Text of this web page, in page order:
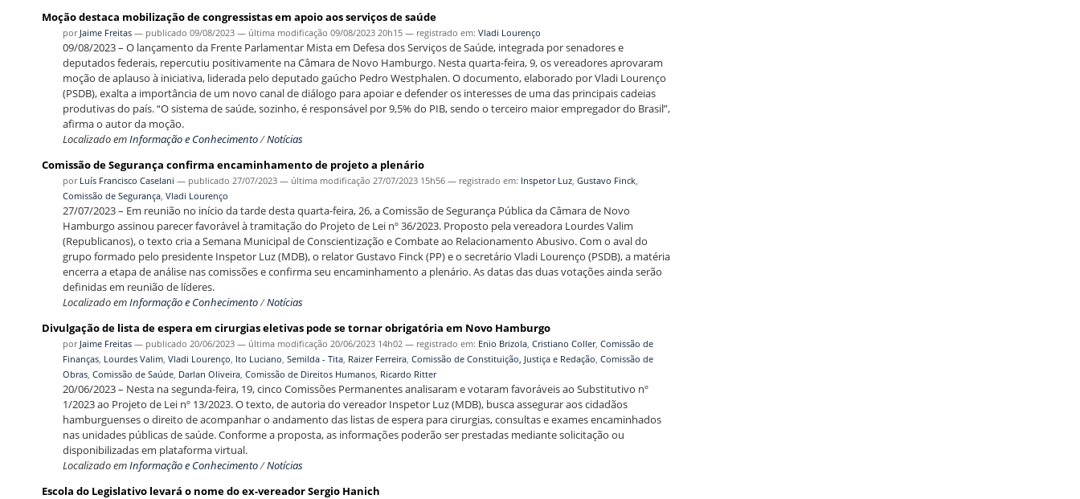
Moção destaca mobilização de congressistas em apoio aos serviços de saúde
por Jaime Freitas — publicado 09/08/2023 — última modificação 09/08/2023 20h15 — registrado em: Vladi Lourenço
09/08/2023 – O lançamento da Frente Parlamentar Mista em Defesa dos Serviços de Saúde, integrada por senadores e
deputados federais, repercutiu positivamente na Câmara de Novo Hamburgo. Nesta quarta-feira, 9, os vereadores aprovaram
moção de aplauso à iniciativa, liderada pelo deputado gaúcho Pedro Westphalen. O documento, elaborado por Vladi Lourenço
(PSDB), exalta a importância de um novo canal de diálogo para apoiar e defender os interesses de uma das principais cadeias
produtivas do país. “O sistema de saúde, sozinho, é responsável por 9,5% do PIB, sendo o terceiro maior empregador do Brasil”,
afirma o autor da moção.
Localizado emInformação e Conhecimento/Notícias
Comissão de Segurança confirma encaminhamento de projeto a plenário
por Luís Francisco Caselani — publicado 27/07/2023 — última modificação 27/07/2023 15h56 — registrado em: Inspetor Luz, Gustavo Finck,
Comissão de Segurança, Vladi Lourenço
27/07/2023 – Em reunião no início da tarde desta quarta-feira, 26, a Comissão de Segurança Pública da Câmara de Novo
Hamburgo assinou parecer favorável à tramitação do Projeto de Lei nº 36/2023. Proposto pela vereadora Lourdes Valim
(Republicanos), o texto cria a Semana Municipal de Conscientização e Combate ao Relacionamento Abusivo. Com o aval do
grupo formado pelo presidente Inspetor Luz (MDB), o relator Gustavo Finck (PP) e o secretário Vladi Lourenço (PSDB), a matéria
encerra a etapa de análise nas comissões e confirma seu encaminhamento a plenário. As datas das duas votações ainda serão
definidas em reunião de líderes.
Localizado emInformação e Conhecimento/Notícias
Divulgação de lista de espera em cirurgias eletivas pode se tornar obrigatória em Novo Hamburgo
por Jaime Freitas — publicado 20/06/2023 — última modificação 20/06/2023 14h02 — registrado em: Enio Brizola, Cristiano Coller, Comissão de
Finanças, Lourdes Valim, Vladi Lourenço, Ito Luciano, Semilda - Tita, Raizer Ferreira, Comissão de Constituição, Justiça e Redação, Comissão de
Obras, Comissão de Saúde, Darlan Oliveira, Comissão de Direitos Humanos, Ricardo Ritter
20/06/2023 – Nesta na segunda-feira, 19, cinco Comissões Permanentes analisaram e votaram favoráveis ao Substitutivo nº
1/2023 ao Projeto de Lei nº 13/2023. O texto, de autoria do vereador Inspetor Luz (MDB), busca assegurar aos cidadãos
hamburguenses o direito de acompanhar o andamento das listas de espera para cirurgias, consultas e exames encaminhados
nas unidades públicas de saúde. Conforme a proposta, as informações poderão ser prestadas mediante solicitação ou
disponibilizadas em plataforma virtual.
Localizado emInformação e Conhecimento/Notícias
Escola do Legislativo levará o nome do ex-vereador Sergio Hanich